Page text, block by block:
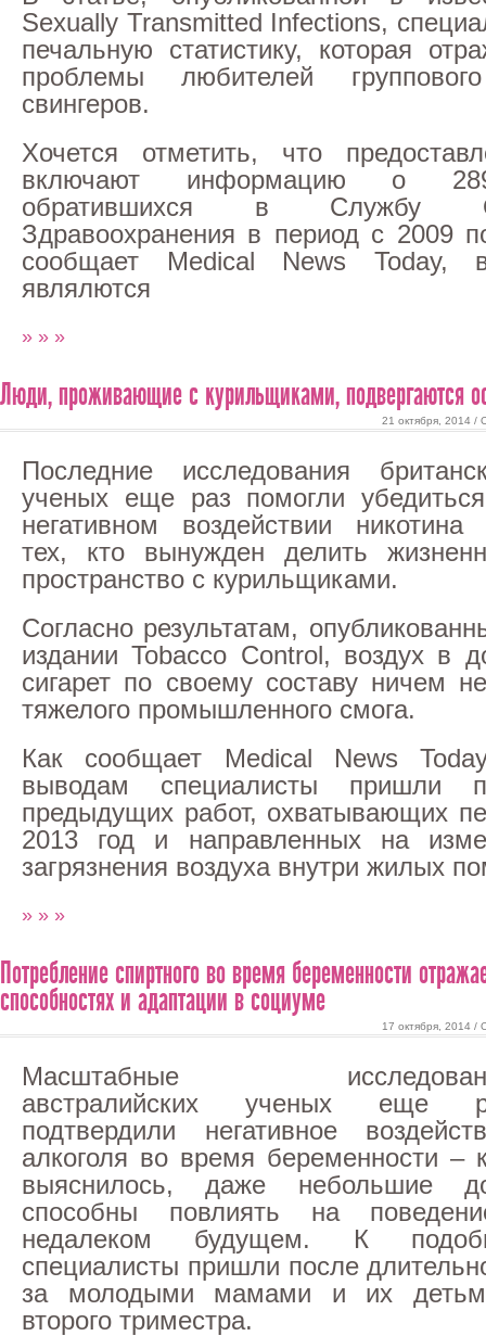
Sexually Transmitted Infections,
печальную статистику, которая
проблемы любителей
свингеров.
Хочется отметить, что
включают информацию о
обратившихся в Службу
Здравоохранения в период с 2009
сообщает Medical News Today,
являлются
» » »
Люди, проживающие с курильщиками, подвергаются
21 октября, 2014 /
Последние исследования
ученых еще раз помогли
негативном воздействии никотина
тех, кто вынужден делить
пространство с курильщиками.
Согласно результатам,
издании Tobacco Control, воздух в
сигарет по своему составу ничем
тяжелого промышленного смога.
Как сообщает Medical News
выводам специалисты пришли
предыдущих работ, охватывающих
2013 год и направленных на
загрязнения воздуха внутри жилых
» » »
Потребление спиртного во время беременности
способностях и адаптации в социуме
17 октября, 2014 /
Масштабные
австралийских ученых еще
подтвердили негативное
алкоголя во время беременности –
выяснилось, даже небольшие
способны повлиять на
недалеком будущем. К
специалисты пришли после
за молодыми мамами и их
второго триместра.